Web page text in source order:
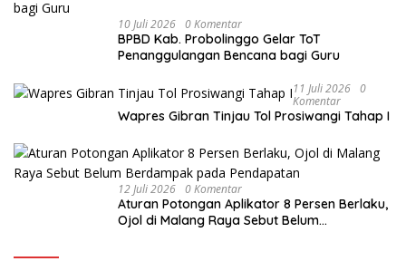
10 Juli 2026 0 Komentar
BPBD Kab. Probolinggo Gelar ToT
Penanggulangan Bencana bagi Guru
11 Juli 2026 0
Komentar
Wapres Gibran Tinjau Tol Prosiwangi Tahap I
12 Juli 2026 0 Komentar
Aturan Potongan Aplikator 8 Persen Berlaku,
Ojol di Malang Raya Sebut Belum